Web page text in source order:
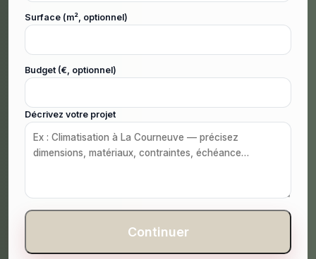
Surface (m², optionnel)
Budget (€, optionnel)
Décrivez votre projet
Continuer